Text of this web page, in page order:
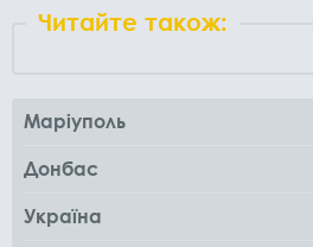
Читайте також:
Маріуполь
Донбас
Україна